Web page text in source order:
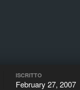
ISCRITTO
February 27, 2007